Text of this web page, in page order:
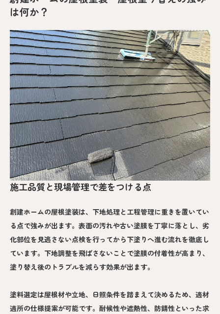
は何か？
施工品質と現場管理で差をつける点
創建ホームの屋根塗装は、下地処理と工程管理に重きを置いてい
る点で強みが出ます。表面の汚れや古い塗膜を丁寧に落とし、劣
化部位を見逃さない点検を行ってから下塗りへ進む流れを徹底し
ています。下地調整を飛ばさないことで塗膜の付着性が高まり、
塗り替え後のトラブルを減らす効果が出ます。
塗料選定は屋根材や立地、日照条件を踏まえて決めるため、適材
適所の仕様提案が可能です。耐候性や遮熱性、防錆性といった求